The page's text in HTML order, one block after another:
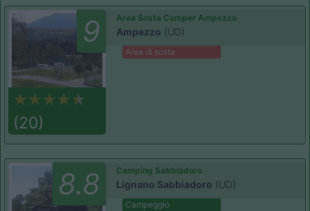
9
(20)
Area Sosta Camper Ampezzo
Ampezzo (UD)
Area di sosta
8.8 Camping Sabbiadoro
Lignano Sabbiadoro (UD)
Campeggio